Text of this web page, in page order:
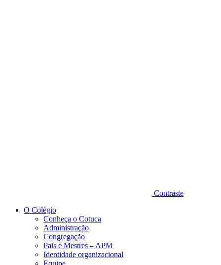
Contraste
O Colégio
Conheça o Cotuca
Administração
Congregação
Pais e Mestres – APM
Identidade organizacional
Equipe